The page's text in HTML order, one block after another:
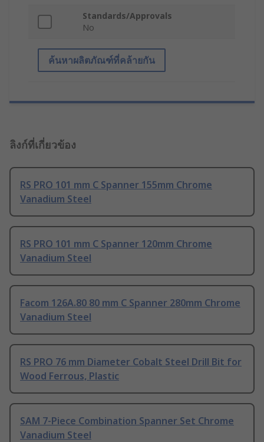
Standards/Approvals
No
ค้นหาผลิตภัณฑ์ที่คล้ายกัน
ลิงก์ที่เกี่ยวข้อง
RS PRO 101 mm C Spanner 155mm Chrome
Vanadium Steel
RS PRO 101 mm C Spanner 120mm Chrome
Vanadium Steel
Facom 126A.80 80 mm C Spanner 280mm Chrome
Vanadium Steel
RS PRO 76 mm Diameter Cobalt Steel Drill Bit for
Wood Ferrous, Plastic
SAM 7-Piece Combination Spanner Set Chrome
Vanadium Steel